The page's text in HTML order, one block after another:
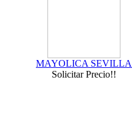
MAYOLICA SEVILLA
Solicitar Precio!!